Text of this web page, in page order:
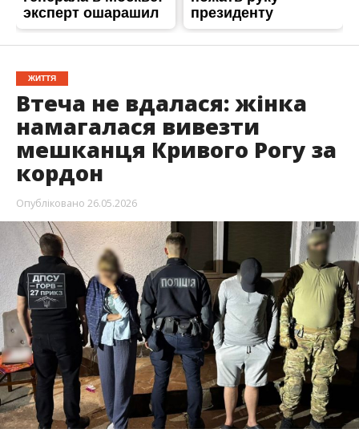
ЖИТТЯ
Втеча не вдалася: жінка
намагалася вивезти
мешканця Кривого Рогу за
кордон
Опубліковано 26.05.2026